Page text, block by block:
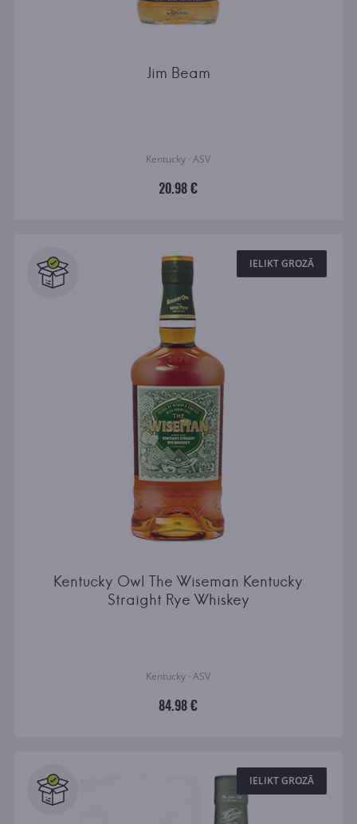
Jim Beam
Kentucky · ASV
20.98 €
IELIKT GROZĀ
Kentucky Owl The Wiseman Kentucky
Straight Rye Whiskey
Kentucky · ASV
84.98 €
IELIKT GROZĀ